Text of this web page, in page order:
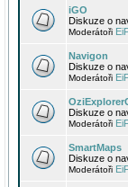
iGO
Diskuze o
Moderátoři
Navigon
Diskuze o
Moderátoři
Diskuze o
Moderátoři
SmartMaps
Diskuze o
Moderátoři